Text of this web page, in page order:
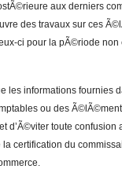
aux derniers
des travaux sur ces
ci pour la pÃ©riode non
les informations fournies
ou des
d’Ã©viter toute confusion
certification du